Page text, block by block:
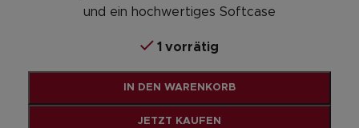
und ein hochwertiges Softcase
1 vorrätig
IN DEN WARENKORB
JETZT KAUFEN
Alternative: